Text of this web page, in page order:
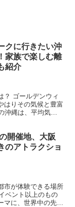
クに行きたい沖
家族で楽しむ離
紹介
？ ゴールデンウィ
はりその気候と豊富
縄は、平均気温
開催地、大阪
のアトラクショ
市が体験できる場所
ベント以上のもの
に、世界中の先進